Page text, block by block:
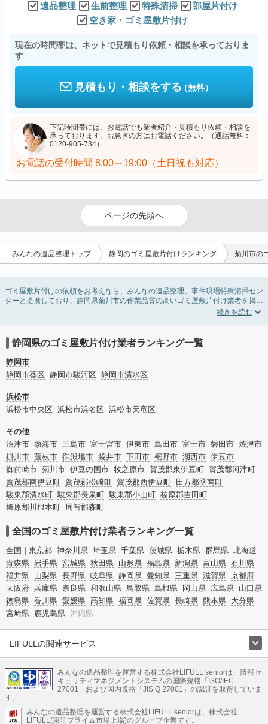
遺品整理 生前整理 特殊清掃
部屋片付け
空き家・ゴミ屋敷片付け
現在の時間帯は、ネットで見積もり依頼・相談を承っておりま
す
見積もり・相談をする（無料）
下記時間帯には、お電話でも業者紹介・見積もり依頼・相談を
承っております。お急ぎの方はお電話ください。（通話無料：
0120-905-734）
お電話の受付時間 8:00～19:00（土日祝も対応）
ページの先頭へ
みんなの遺品整理トップ 静岡のゴミ屋敷片付けランキング 菊川市の
ゴミ屋敷片付けの依頼をお考えなら、みんなの遺品整理。事件現場特殊清掃セン
ターと提携しており、静岡県菊川市の作業品質の高いゴミ屋敷片付け業者を掲載
しています。汚部屋の片付けに伴う不用品の処分・回収・引き取りから、外虫の
条件を利用し検索してみましょう。ゴミ屋敷になってしまう方は高齢で体力的に
掃除するのが難しい、認知症やセルフネグレクトになってしまう、精神的なスト
レスなど様々な原因があります。
またお役立ち情報も豊富なので、部屋を埋めつくす大量のゴミを自力で片付ける
方法についてもチェックしてみてください。
静岡県のゴミ屋敷片付け業者ランキング一覧
静岡市
静岡市葵区 静岡市駿河区 静岡市清水区
浜松市
浜松市中央区 浜松市浜名区 浜松市天竜区
その他
沼津市 熱海市 三島市 富士宮市 伊東市 島田市 富士市 磐田市 焼津市
掛川市 藤枝市 御殿場市 袋井市 下田市 裾野市 湖西市 伊豆市
御前崎市 菊川市 伊豆の国市 牧之原市 賀茂郡東伊豆町 賀茂郡河津町
賀茂郡南伊豆町 賀茂郡松崎町 賀茂郡西伊豆町
田方郡函南町
駿東郡清水町 駿東郡長泉町 駿東郡小山町 榛原郡吉田町
榛原郡川根本町 周智郡森町
全国のゴミ屋敷片付け業者ランキング一覧
全国 東京都 神奈川県 埼玉県 千葉県 茨城県 栃木県 群馬県 北海道
青森県 岩手県 宮城県 秋田県 山形県 福島県 新潟県 富山県 石川県
福井県 山梨県 長野県 岐阜県 静岡県 愛知県 三重県 滋賀県 京都府
大阪府 兵庫県 奈良県 和歌山県 鳥取県 島根県 岡山県 広島県 山口県
徳島県 香川県 愛媛県 高知県 福岡県 佐賀県 長崎県 熊本県 大分県
宮崎県 鹿児島県 沖縄県
LIFULLの関連サービス
不動産・住宅
引越し 老人ホーム 地方創生 ママの就労支援
不動産クラウドファンディング 遺品整理 老後の暮らし情報
LIFULL HOME'Sのサービス
みんなの遺品整理を運営する株式会社LIFULL seniorは、情報セ
キュリティマネジメントシステムの国際規格「ISO/IEC
27001」および国内規格「JIS Q 27001」の認証を取得していま
す。
みんなの遺品整理を運営する株式会社LIFULL seniorは、株式会社
LIFULL(東証プライム市場上場)のグループ企業です。